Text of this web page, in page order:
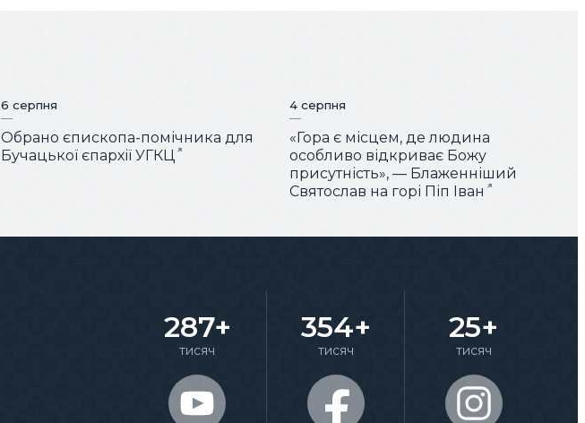
6 серпня
Обрано єпископа-помічника для
Бучацької єпархії УГКЦ
4 серпня
«Гора є місцем, де людина
особливо відкриває Божу
присутність», — Блаженніший
Святослав на горі Піп Іван
287+
тисяч
354+
тисяч
25+
тисяч